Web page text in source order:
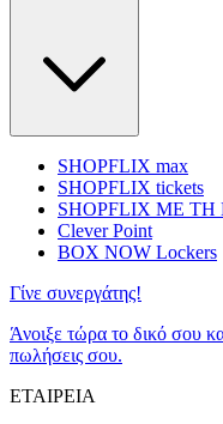
SHOPFLIX max
SHOPFLIX tickets
SHOPFLIX ΜΕ ΤΗ
Clever Point
BOX NOW Lockers
Γίνε συνεργάτης!
Άνοιξε τώρα το δικό σου
πωλήσεις σου.
ΕΤΑΙΡΕΙΑ